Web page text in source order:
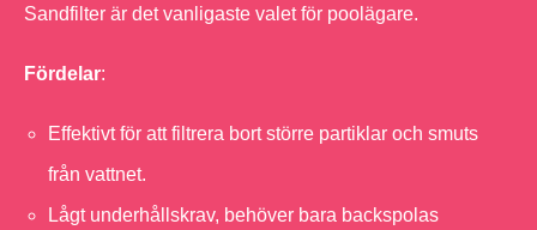
Sandfilter är det vanligaste valet för poolägare.
Fördelar:
Effektivt för att filtrera bort större partiklar och smuts
från vattnet.
Lågt underhållskrav, behöver bara backspolas